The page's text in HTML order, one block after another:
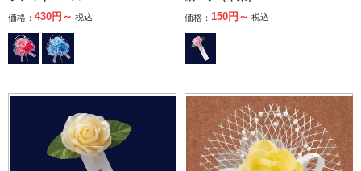
価格： 430円～ 税込 価格： 150円～ 税込